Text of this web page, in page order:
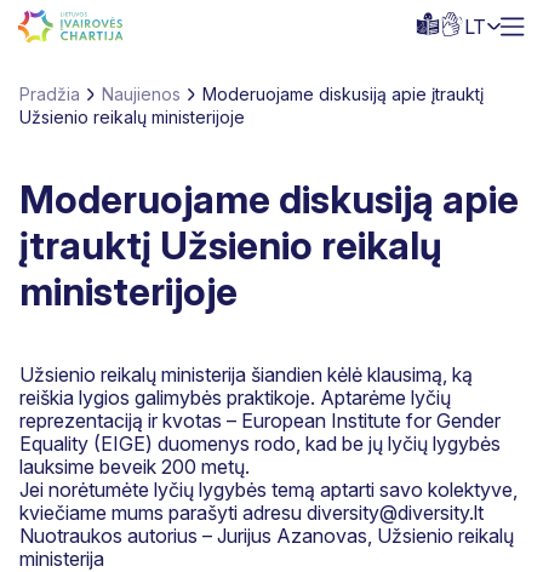
LT
Pradžia Naujienos
Moderuojame diskusiją apie įtrauktį
Užsienio reikalų ministerijoje
Moderuojame diskusiją apie
įtrauktį Užsienio reikalų
ministerijoje
Užsienio reikalų ministerija šiandien kėlė klausimą, ką
reiškia lygios galimybės praktikoje. Aptarėme lyčių
reprezentaciją ir kvotas – European Institute for Gender
Equality (EIGE) duomenys rodo, kad be jų lyčių lygybės
lauksime beveik 200 metų.
Jei norėtumėte lyčių lygybės temą aptarti savo kolektyve,
kviečiame mums parašyti adresu diversity@diversity.lt
Nuotraukos autorius – Jurijus Azanovas, Užsienio reikalų
ministerija